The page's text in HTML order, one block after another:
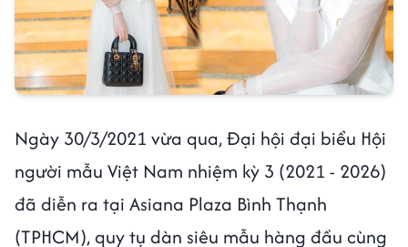
Ngày 30/3/2021 vừa qua, Đại hội đại biểu Hội
người mẫu Việt Nam nhiệm kỳ 3 (2021 - 2026)
đã diễn ra tại Asiana Plaza Bình Thạnh
(TPHCM), quy tụ dàn siêu mẫu hàng đầu cùng